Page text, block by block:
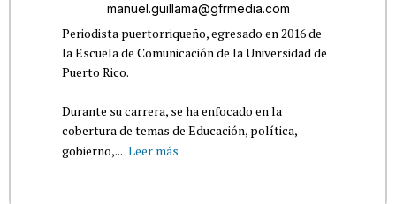
manuel.guillama@gfrmedia.com
Periodista puertorriqueño, egresado en 2016 de
la Escuela de Comunicación de la Universidad de
Puerto Rico.
Durante su carrera, se ha enfocado en la
cobertura de temas de Educación, política,
gobierno,... Leer más